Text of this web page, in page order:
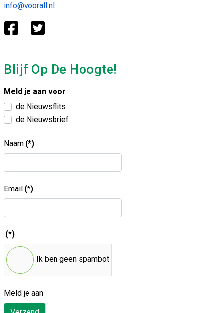
info@voorall.nl
Blijf Op De Hoogte!
Meld je aan voor
de Nieuwsflits
de Nieuwsbrief
Naam (*)
Email (*)
(*)
Ik ben geen spambot
Meld je aan